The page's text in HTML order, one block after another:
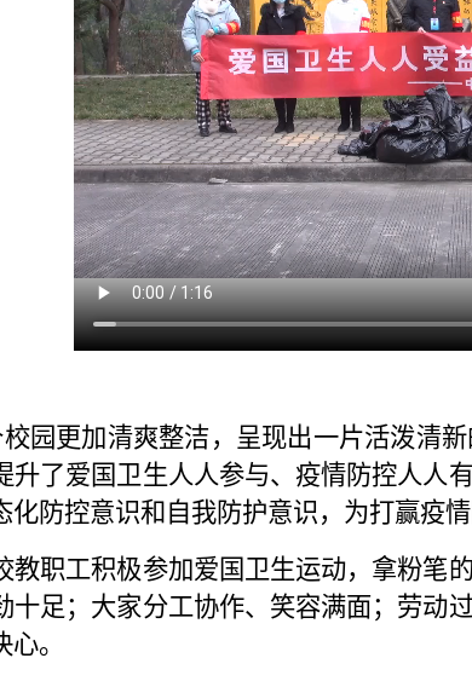
更加清爽整洁，呈现出一片活泼清
升了爱国卫生人人参与、疫情防控人
化防控意识和自我防护意识，为打赢疫
教职工积极参加爱国卫生运动，拿粉
十足；大家分工协作、笑容满面；劳
。